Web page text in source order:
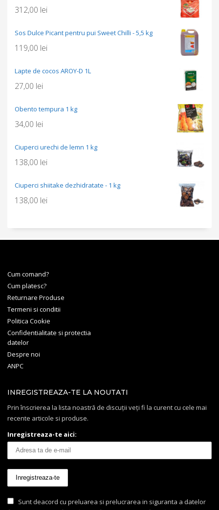
312,00 lei
Sos Dulce Picant pentru pui Sweet Chilli - 5,5 kg
119,00 lei
Lapte de cocos AROY-D 1L
27,00 lei
Obento tempura 1 kg
34,00 lei
Ciuperci urechi de lemn 1 kg
138,00 lei
Ciuperci shiitake dezhidratate - 1 kg
138,00 lei
Cum comand?
Cum platesc?
Returnare Produse
Termeni si conditii
Politica Cookie
Confidentialitate si protectia
datelor
Despre noi
ANPC
INREGISTREAZA-TE LA NOUTATI
Prin înscrierea la lista noastră de discuții veți fi la curent cu cele mai
recente articole si produse.
Inregistreaza-te aici:
Sunt deacord cu preluarea si prelucrarea in siguranta a datelor